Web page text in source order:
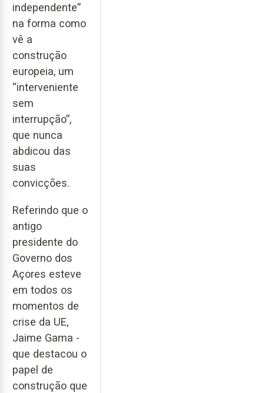
independente”
na forma como
vê a
construção
europeia, um
“interveniente
sem
interrupção”,
que nunca
abdicou das
suas
convicções.
Referindo que o
antigo
presidente do
Governo dos
Açores esteve
em todos os
momentos de
crise da UE,
Jaime Gama -
que destacou o
papel de
construção que